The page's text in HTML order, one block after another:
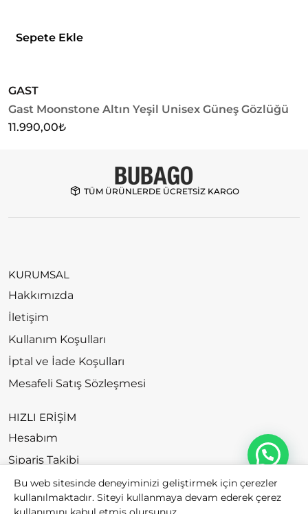
Sepete Ekle
GAST
Gast Moonstone Altın Yeşil Unisex Güneş Gözlüğü
11.990,00₺
TÜM ÜRÜNLERDE ÜCRETSİZ KARGO
KURUMSAL
Hakkımızda
İletişim
Kullanım Koşulları
İptal ve İade Koşulları
Mesafeli Satış Sözleşmesi
HIZLI ERİŞİM
Hesabım
Sipariş Takibi
Bu web sitesinde deneyiminizi geliştirmek için çerezler
kullanılmaktadır. Siteyi kullanmaya devam ederek çerez